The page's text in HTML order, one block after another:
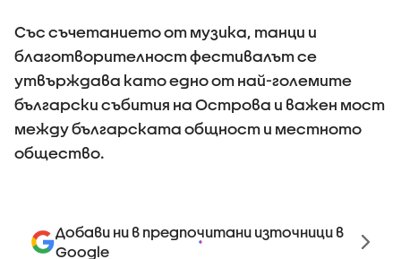
Със съчетанието от музика, танци и
благотворителност фестивалът се
утвърждава като едно от най-големите
български събития на Острова и важен мост
между българската общност и местното
общество.
Добави ни в предпочитани източници в
Google